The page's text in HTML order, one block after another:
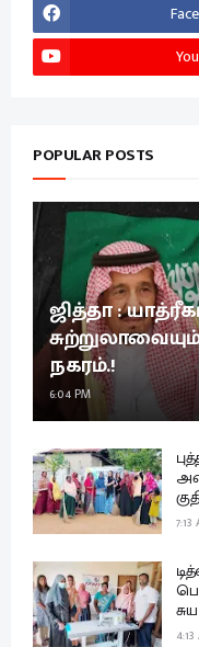
POPULAR POSTS
ஜித்தா :
நகரம்.!
6:04 PM